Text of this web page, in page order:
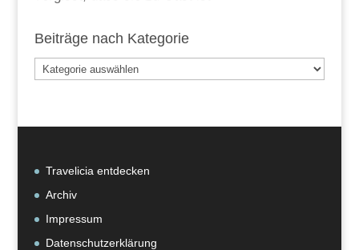
Beiträge nach Kategorie
Beiträge
nach
Travelicia entdecken
Archiv
Impressum
Datenschutzerklärung